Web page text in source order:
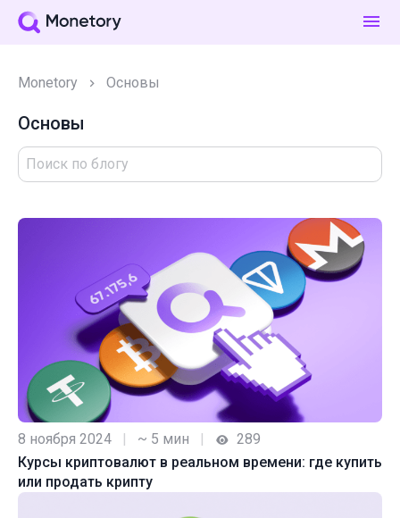
Monetory Основы
Основы
8 ноября 2024 ~ 5 мин
289
Курсы криптовалют в реальном времени: где купить
или продать крипту